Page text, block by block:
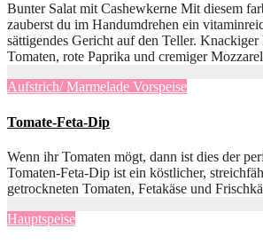
Bunter Salat mit Cashewkerne Mit diesem
zauberst du im Handumdrehen ein
sättigendes Gericht auf den Teller.
Tomaten, rote Paprika und cremiger
Aufstrich/ Marmelade Vorspeise
Tomate-Feta-Dip
Wenn ihr Tomaten mögt, dann ist dies der
Tomaten-Feta-Dip ist ein köstlicher,
getrockneten Tomaten, Fetakäse und
Hauptspeise